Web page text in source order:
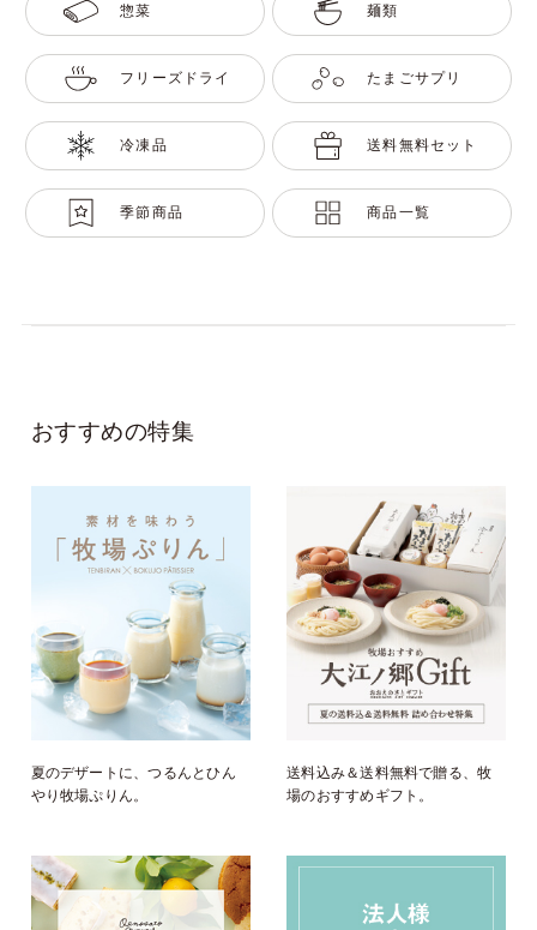
惣菜 麺類
フリーズドライ たまごサプリ
冷凍品 送料無料セット
季節商品 商品一覧
おすすめの特集
夏のデザートに、つるんとひん
やり牧場ぷりん。
送料込み＆送料無料で贈る、牧
場のおすすめギフト。